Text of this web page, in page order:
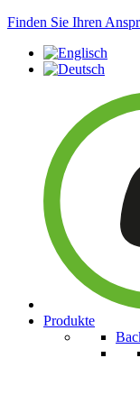
Finden Sie Ihren
Produkte